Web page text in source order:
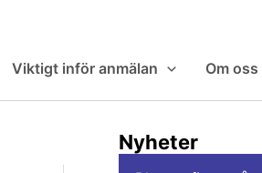
Viktigt inför anmälan Om oss
Nyheter